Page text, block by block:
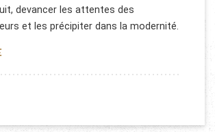
devancer les attentes des
et les précipiter dans la modernité.
AVALANCE: L’IPHONE PEUT VOUS SAUVER LA VIE